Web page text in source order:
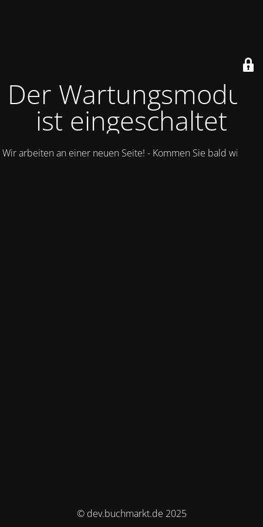
Der Wartungsmodus
ist eingeschaltet
Wir arbeiten an einer neuen Seite! - Kommen Sie bald wieder.
© dev.buchmarkt.de 2025